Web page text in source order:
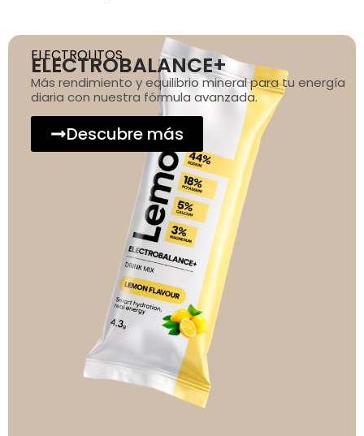
ELECTROLITOS
ELECTROBALANCE+
Más rendimiento y equilibrio mineral para tu energía
diaria con nuestra fórmula avanzada.
Descubre más